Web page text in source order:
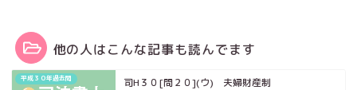
他の人はこんな記事も読んでます
平成３０年過去問 司H３０[問２０](ウ) 夫婦財産制